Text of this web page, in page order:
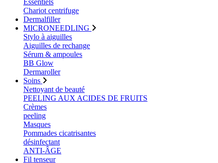
Essentiels
Chariot centrifuge
Dermalfiller
MICRONEEDLING
Stylo à aiguilles
Aiguilles de rechange
Sérum & ampoules
BB Glow
Dermaroller
Soins
Nettoyant de beauté
PEELING AUX ACIDES DE FRUITS
Crèmes
peeling
Masques
Pommades cicatrisantes
désinfectant
ANTI-ÂGE
Fil tenseur